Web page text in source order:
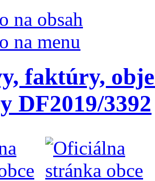
na obsah
na menu
faktúry,
DF2019/3392